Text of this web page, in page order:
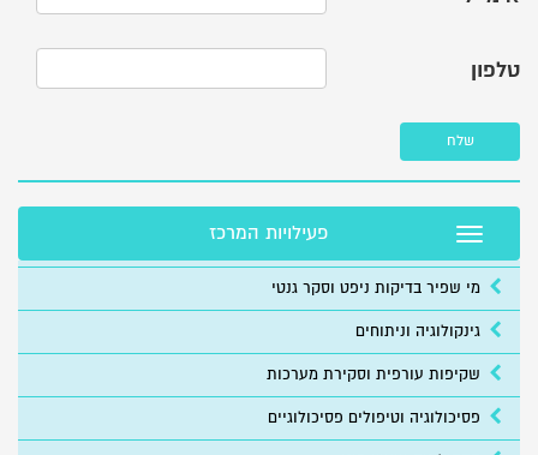
טלפון
שלח
פעילויות המרכז
מי שפיר בדיקות ניפט וסקר גנטי
גינקולוגיה וניתוחים
שקיפות עורפית וסקירת מערכות
פסיכולוגיה וטיפולים פסיכולוגיים